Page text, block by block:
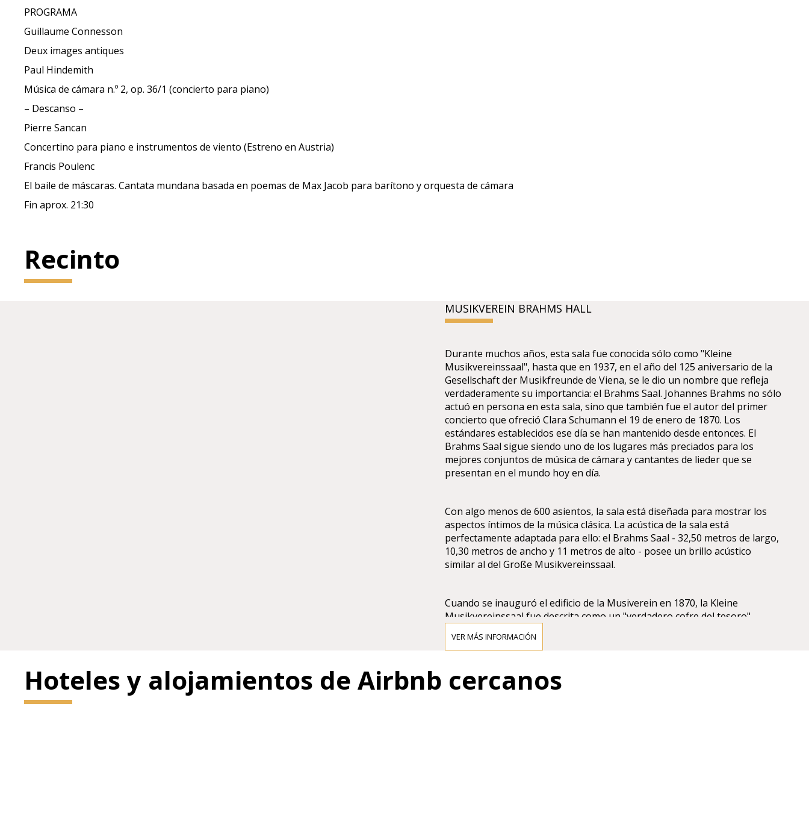
PROGRAMA
Guillaume Connesson
Deux images antiques
Paul Hindemith
Música de cámara n.º 2, op. 36/1 (concierto para piano)
– Descanso –
Pierre Sancan
Concertino para piano e instrumentos de viento (Estreno en Austria)
Francis Poulenc
El baile de máscaras. Cantata mundana basada en poemas de Max Jacob para barítono y orquesta de cámara
Fin aprox. 21:30
Recinto
MUSIKVEREIN BRAHMS HALL
Durante muchos años, esta sala fue conocida sólo como "Kleine
Musikvereinssaal", hasta que en 1937, en el año del 125 aniversario de la
Gesellschaft der Musikfreunde de Viena, se le dio un nombre que refleja
verdaderamente su importancia: el Brahms Saal. Johannes Brahms no sólo
actuó en persona en esta sala, sino que también fue el autor del primer
concierto que ofreció Clara Schumann el 19 de enero de 1870. Los
estándares establecidos ese día se han mantenido desde entonces. El
Brahms Saal sigue siendo uno de los lugares más preciados para los
mejores conjuntos de música de cámara y cantantes de lieder que se
presentan en el mundo hoy en día.
Con algo menos de 600 asientos, la sala está diseñada para mostrar los
aspectos íntimos de la música clásica. La acústica de la sala está
perfectamente adaptada para ello: el Brahms Saal - 32,50 metros de largo,
10,30 metros de ancho y 11 metros de alto - posee un brillo acústico
similar al del Große Musikvereinssaal.
Cuando se inauguró el edificio de la Musiverein en 1870, la Kleine
Musikvereinssaal fue descrita como un "verdadero cofre del tesoro".
Incluso se sugirió que esta sala merecía más elogios y admiración que la
Große Musikvereinssaal: "Se podría incluso desear conceder el premio a
arquitectónica del período del Historicismo. Su compromiso con el
VER MÁS INFORMACIÓN
Hoteles y alojamientos de Airbnb cercanos